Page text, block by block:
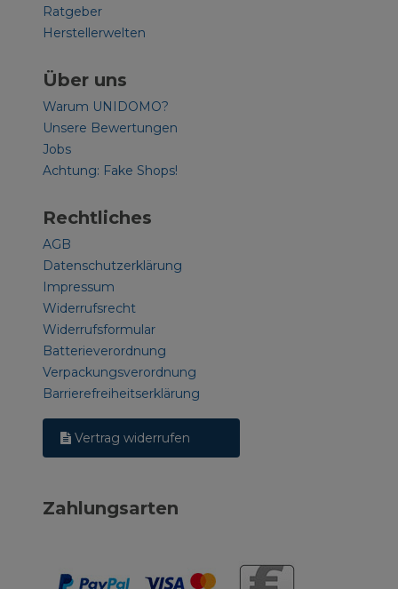
Ratgeber
Herstellerwelten
Über uns
Warum UNIDOMO?
Unsere Bewertungen
Jobs
Achtung: Fake Shops!
Rechtliches
AGB
Datenschutzerklärung
Impressum
Widerrufsrecht
Widerrufsformular
Batterieverordnung
Verpackungsverordnung
Barrierefreiheitserklärung
Vertrag widerrufen
Zahlungsarten